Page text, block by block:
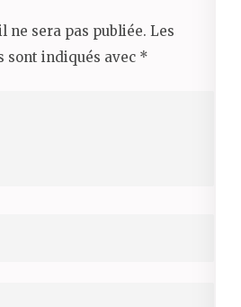
ne sera pas publiée. Les
sont indiqués avec *